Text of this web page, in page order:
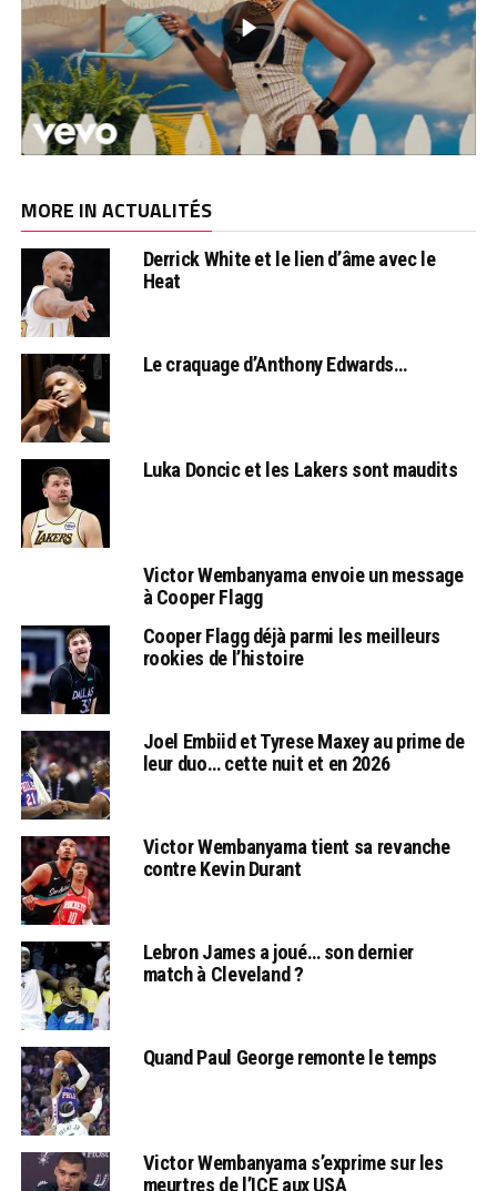
MORE IN ACTUALITÉS
Derrick White et le lien d’âme avec le
Heat
Le craquage d’Anthony Edwards…
Luka Doncic et les Lakers sont maudits
Victor Wembanyama envoie un message
à Cooper Flagg
Cooper Flagg déjà parmi les meilleurs
rookies de l’histoire
Joel Embiid et Tyrese Maxey au prime de
leur duo… cette nuit et en 2026
Victor Wembanyama tient sa revanche
contre Kevin Durant
Lebron James a joué… son dernier
match à Cleveland ?
Quand Paul George remonte le temps
Victor Wembanyama s’exprime sur les
meurtres de l’ICE aux USA